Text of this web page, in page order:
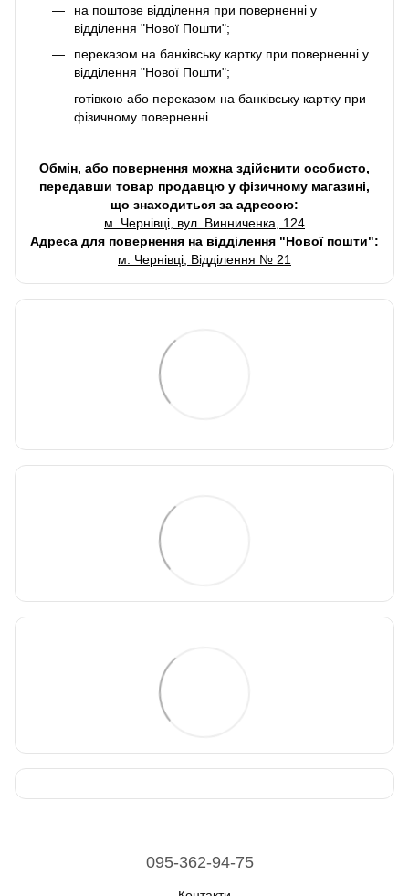
на поштове відділення при поверненні у
відділення "Нової Пошти";
переказом на банківську картку при поверненні у
відділення "Нової Пошти";
готівкою або переказом на банківську картку при
фізичному поверненні.
Обмін, або повернення можна здійснити особисто,
передавши товар продавцю у фізичному магазині,
що знаходиться за адресою:
м. Чернівці, вул. Винниченка, 124
Адреса для повернення на відділення "Нової пошти":
м. Чернівці, Відділення № 21
095-362-94-75